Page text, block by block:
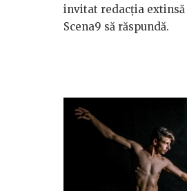
invitat redacția extinsă
Scena9 să răspundă.